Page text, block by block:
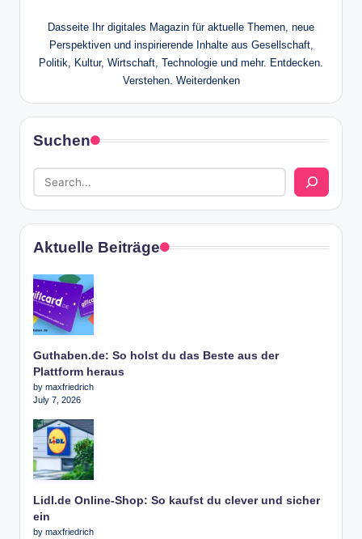
Dasseite Ihr digitales Magazin für aktuelle Themen, neue
Perspektiven und inspirierende Inhalte aus Gesellschaft,
Politik, Kultur, Wirtschaft, Technologie und mehr. Entdecken.
Verstehen. Weiterdenken
Suchen
Aktuelle Beiträge
Guthaben.de: So holst du das Beste aus der
Plattform heraus
by maxfriedrich
July 7, 2026
Lidl.de Online-Shop: So kaufst du clever und sicher
ein
by maxfriedrich